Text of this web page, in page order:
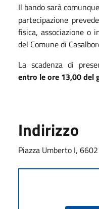
Il bando sarà
partecipazione
fisica, associazione o
del Comune di
La scadenza di
entro le ore 13,00
Indirizzo
Piazza Umberto I,